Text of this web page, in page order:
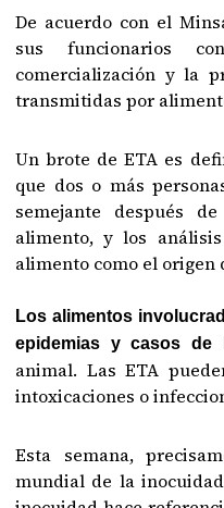
De acuerdo con el
sus funcionarios
comercialización y la
transmitidas por
Un brote de ETA es
que dos o más
semejante después
alimento, y los
alimento como el origen
Los alimentos
epidemias y casos de
animal. Las ETA
intoxicaciones o
Esta semana,
mundial de la